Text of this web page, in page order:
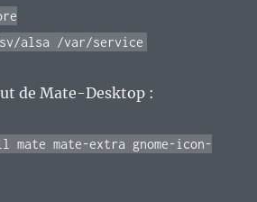
alsa /var/service
de Mate-Desktop :
mate mate-extra gnome-icon-